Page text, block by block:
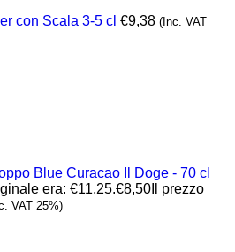
con Scala 3-5 cl €9,38 (Inc. VAT
Blue Curacao Il Doge - 70 cl
era: €11,25.€8,50 Il prezzo
VAT 25%)